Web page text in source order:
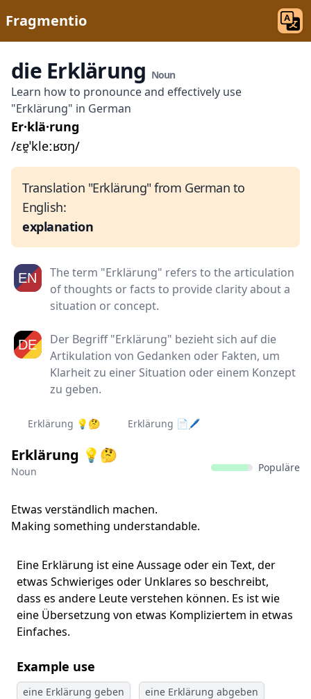
Fragmentio
die Erklärung Noun
Learn how to pronounce and effectively use
"Erklärung" in German
Er·klä·rung
/ɛɐ̯ˈkleːʁʊŋ/
Translation "Erklärung" from German to
English:
explanation
The term "Erklärung" refers to the articulation
of thoughts or facts to provide clarity about a
situation or concept.
Der Begriff "Erklärung" bezieht sich auf die
Artikulation von Gedanken oder Fakten, um
Klarheit zu einer Situation oder einem Konzept
zu geben.
Erklärung 💡🤔 Erklärung 📄🖊
Erklärung 💡🤔
Noun Populäre
Etwas verständlich machen.
Making something understandable.
Eine Erklärung ist eine Aussage oder ein Text, der
etwas Schwieriges oder Unklares so beschreibt,
dass es andere Leute verstehen können. Es ist wie
eine Übersetzung von etwas Kompliziertem in etwas
Einfaches.
Example use
eine Erklärung geben
eine Erklärung abgeben